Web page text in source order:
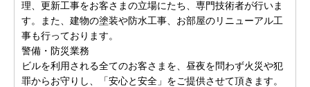
理、更新工事をお客さまの立場にたち、専門技術者が行いま
す。また、建物の塗装や防水工事、お部屋のリニューアル工
事も行っております。
警備・防災業務
ビルを利用される全てのお客さまを、昼夜を問わず火災や犯
罪からお守りし、「安心と安全」をご提供させて頂きます。